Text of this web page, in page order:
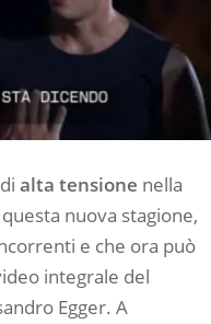
alta tensione nella
nuova stagione,
e che ora può
integrale del
Egger. A